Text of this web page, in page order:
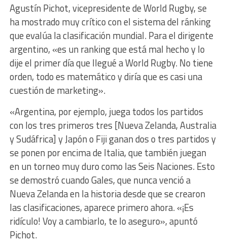
Agustín Pichot, vicepresidente de World Rugby, se
ha mostrado muy crítico con el sistema del ránking
que evalúa la clasificación mundial. Para el dirigente
argentino, «es un ranking que está mal hecho y lo
dije el primer día que llegué a World Rugby. No tiene
orden, todo es matemático y diría que es casi una
cuestión de marketing».
«Argentina, por ejemplo, juega todos los partidos
con los tres primeros tres [Nueva Zelanda, Australia
y Sudáfrica] y Japón o Fiji ganan dos o tres partidos y
se ponen por encima de Italia, que también juegan
en un torneo muy duro como las Seis Naciones. Esto
se demostró cuando Gales, que nunca venció a
Nueva Zelanda en la historia desde que se crearon
las clasificaciones, aparece primero ahora. «¡Es
ridículo! Voy a cambiarlo, te lo aseguro», apuntó
Pichot.